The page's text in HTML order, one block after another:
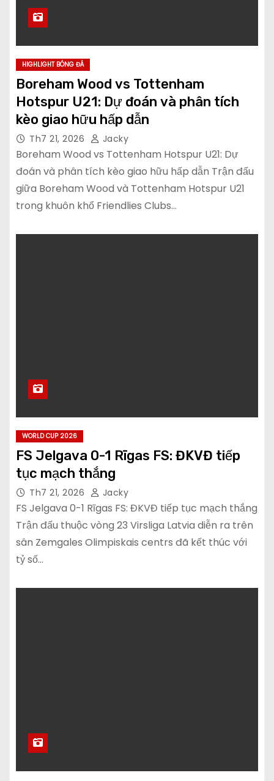
HIGHLIGHT BÓNG ĐÁ
Boreham Wood vs Tottenham
Hotspur U21: Dự đoán và phân tích
kèo giao hữu hấp dẫn
Th7 21, 2026 Jacky
Boreham Wood vs Tottenham Hotspur U21: Dự
đoán và phân tích kèo giao hữu hấp dẫn Trận đấu
giữa Boreham Wood và Tottenham Hotspur U21
trong khuôn khổ Friendlies Clubs…
WORLD CUP 2026
FS Jelgava 0-1 Rīgas FS: ĐKVĐ tiếp
tục mạch thắng
Th7 21, 2026 Jacky
FS Jelgava 0-1 Rīgas FS: ĐKVĐ tiếp tục mạch thắng
Trận đấu thuộc vòng 23 Virsliga Latvia diễn ra trên
sân Zemgales Olimpiskais centrs đã kết thúc với
tỷ số…